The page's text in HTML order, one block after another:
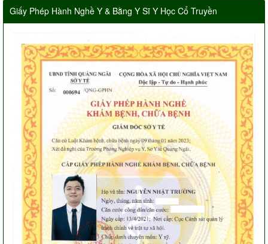
Giấy Phép Hành Nghề Y & Bằng Y Sĩ Y Học Cổ Truyền